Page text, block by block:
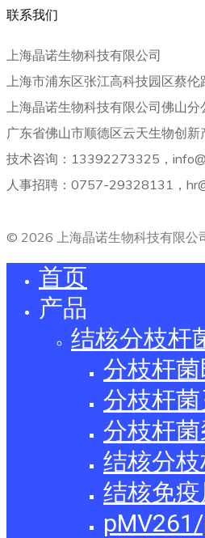
联系我们
上海晶诺生物科技有限公司
上海市浦东区张江高科技园区蔡
上海晶诺生物科技有限公司佛山分
广东省佛山市顺德区云天生物创新
技术咨询：13392273325，
人事招聘：0757-29328131，
© 2026 上海晶诺生物科技有限公
首页
产品
结核分枝杆
分枝杆
分枝杆
分枝杆
结核分
结核免